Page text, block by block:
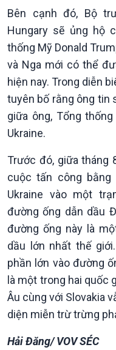
Khởi nghiệp
Tuyên chiến với gian lận
thương mại
Xã hội
Tin Đời sống & Xã hội
360 độ Sức khỏe
Chuyển đổi Xanh
Tài nguyên và Môi
Chuyên gia của bạn
Xã hội chuyển động
Bước chân đến trường
Bên cạnh đó, Bộ
Hungary sẽ ủng hộ
thống Mỹ Donald
và Nga mới có thể
hiện nay. Trong diễn
tuyên bố rằng ông tin
giữa ông, Tổng
Ukraine.
Trước đó, giữa tháng
cuộc tấn công bằng
Ukraine vào một
đường ống dẫn dầu
đường ống này là
dầu lớn nhất thế
phần lớn vào đường
là một trong hai quốc
Âu cùng với Slovakia
diện miễn trừ trừng
Hải Đăng/ VOV SÉC